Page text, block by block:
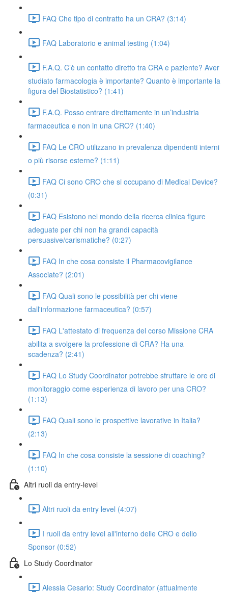
FAQ Che tipo di contratto ha un CRA? (3:14)
FAQ Laboratorio e animal testing (1:04)
F.A.Q. C’è un contatto diretto tra CRA e paziente? Aver
studiato farmacologia è importante? Quanto è importante la
figura del Biostatistico? (1:41)
F.A.Q. Posso entrare direttamente in un’industria
farmaceutica e non in una CRO? (1:40)
FAQ Le CRO utilizzano in prevalenza dipendenti interni
o più risorse esterne? (1:11)
FAQ Ci sono CRO che si occupano di Medical Device?
(0:31)
FAQ Esistono nel mondo della ricerca clinica figure
adeguate per chi non ha grandi capacità
persuasive/carismatiche? (0:27)
FAQ In che cosa consiste il Pharmacovigilance
Associate? (2:01)
FAQ Quali sono le possibilità per chi viene
dall'informazione farmaceutica? (0:57)
FAQ L'attestato di frequenza del corso Missione CRA
abilita a svolgere la professione di CRA? Ha una
scadenza? (2:41)
FAQ Lo Study Coordinator potrebbe sfruttare le ore di
monitoraggio come esperienza di lavoro per una CRO?
(1:13)
FAQ Quali sono le prospettive lavorative in Italia?
(2:13)
FAQ In che cosa consiste la sessione di coaching?
(1:10)
Altri ruoli da entry-level
Altri ruoli da entry level (4:07)
I ruoli da entry level all'interno delle CRO e dello
Sponsor (0:52)
Lo Study Coordinator
Alessia Cesario: Study Coordinator (attualmente